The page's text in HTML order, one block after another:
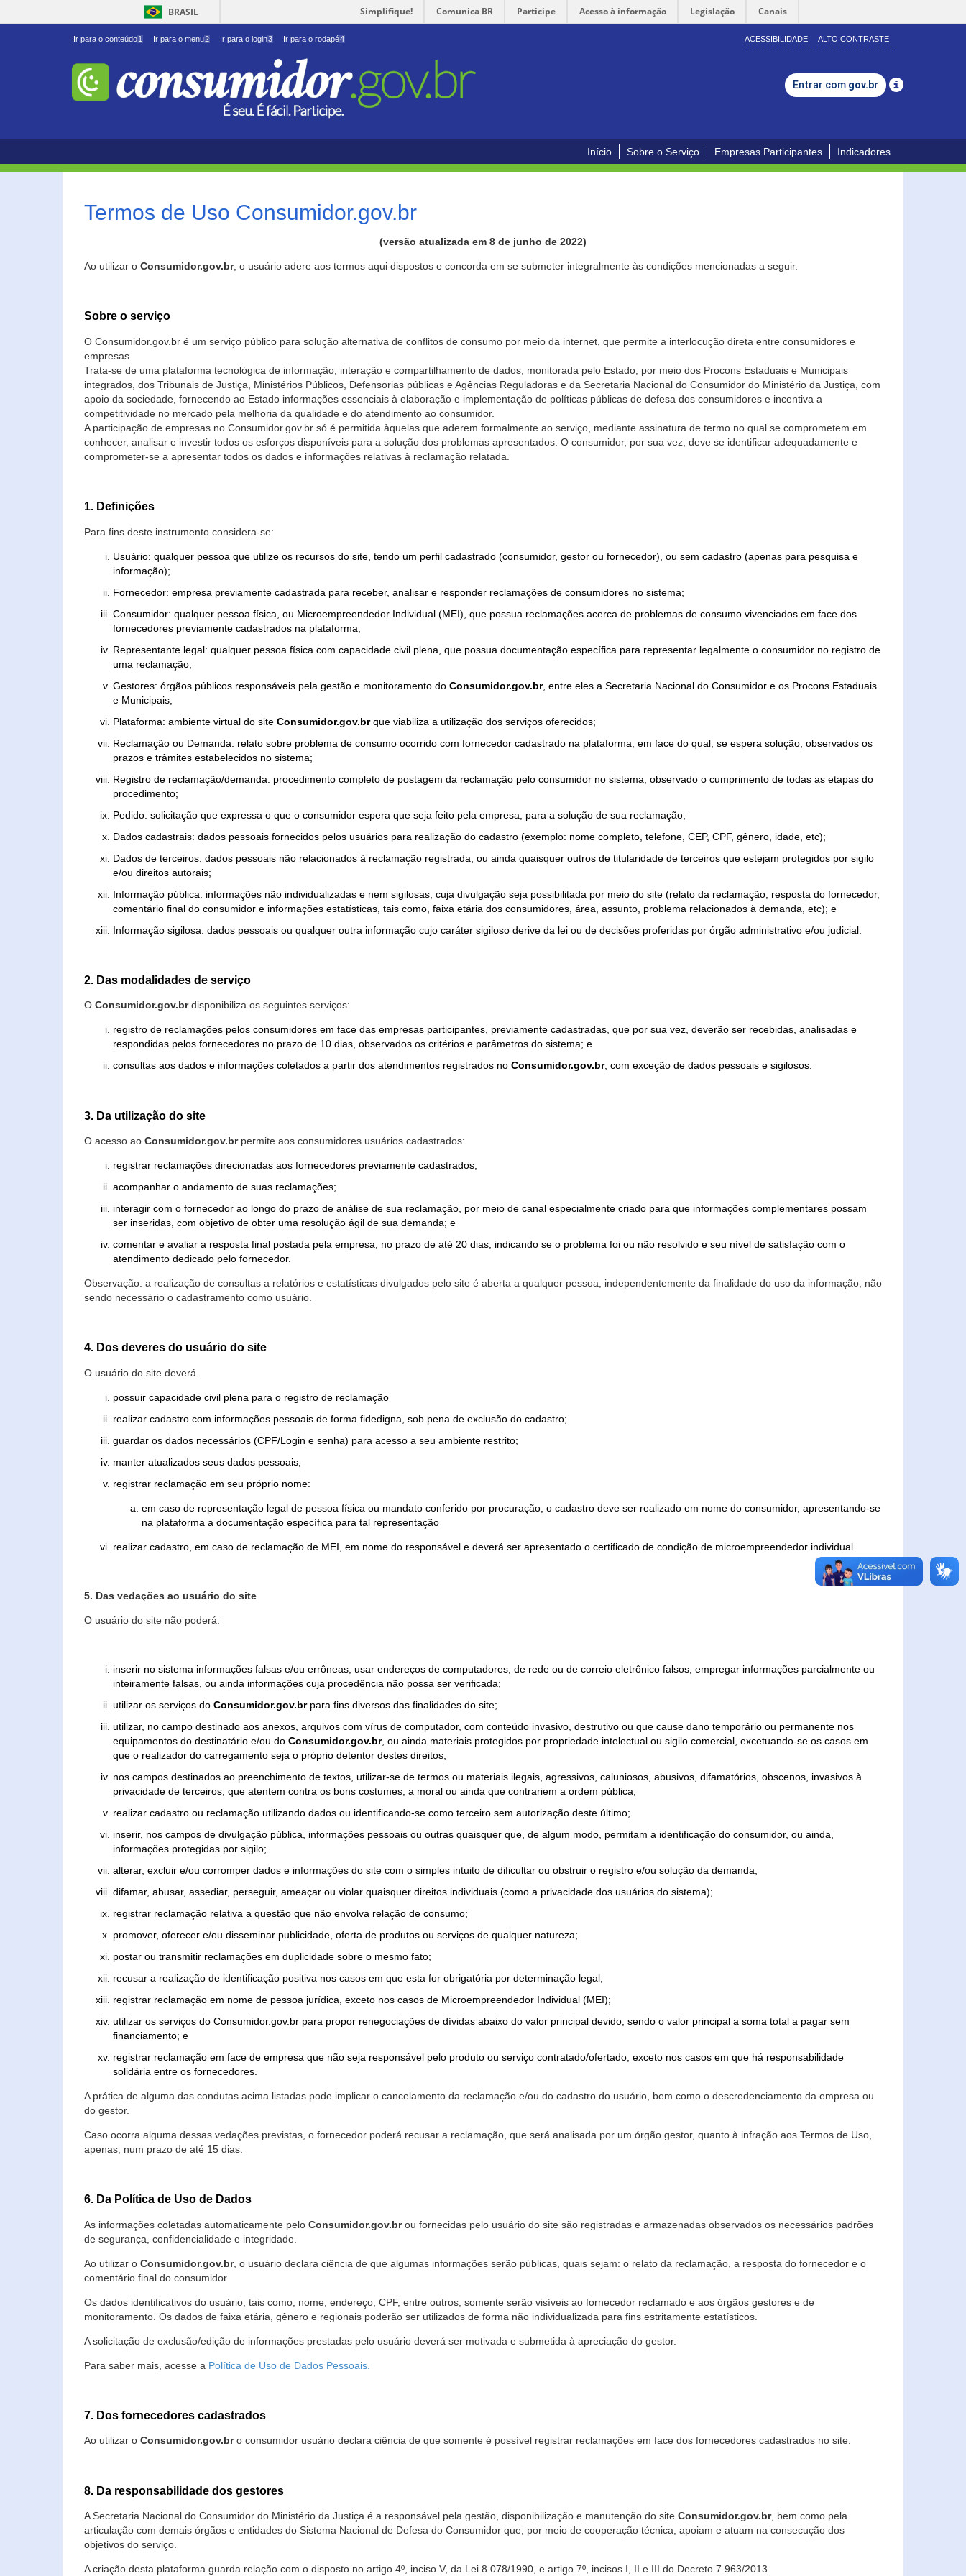
BRASIL Simplifique! Comunica BR Participe Acesso à informação Legislação Canais
Ir para o conteúdo1 Ir para o menu2 Ir para o login3 Ir para o rodapé4 ACESSIBILIDADE ALTO CONTRASTE
Entrar com gov.br
Início Sobre o Serviço Empresas Participantes Indicadores
Termos de Uso Consumidor.gov.br
(versão atualizada em 8 de junho de 2022)
Ao utilizar o Consumidor.gov.br, o usuário adere aos termos aqui dispostos e concorda em se submeter integralmente às condições mencionadas a seguir.
Sobre o serviço
O Consumidor.gov.br é um serviço público para solução alternativa de conflitos de consumo por meio da internet, que permite a interlocução direta entre consumidores e
empresas.
Trata-se de uma plataforma tecnológica de informação, interação e compartilhamento de dados, monitorada pelo Estado, por meio dos Procons Estaduais e Municipais
integrados, dos Tribunais de Justiça, Ministérios Públicos, Defensorias públicas e Agências Reguladoras e da Secretaria Nacional do Consumidor do Ministério da Justiça, com
apoio da sociedade, fornecendo ao Estado informações essenciais à elaboração e implementação de políticas públicas de defesa dos consumidores e incentiva a
competitividade no mercado pela melhoria da qualidade e do atendimento ao consumidor.
A participação de empresas no Consumidor.gov.br só é permitida àquelas que aderem formalmente ao serviço, mediante assinatura de termo no qual se comprometem em
conhecer, analisar e investir todos os esforços disponíveis para a solução dos problemas apresentados. O consumidor, por sua vez, deve se identificar adequadamente e
comprometer-se a apresentar todos os dados e informações relativas à reclamação relatada.
1. Definições
Para fins deste instrumento considera-se:
Usuário: qualquer pessoa que utilize os recursos do site, tendo um perfil cadastrado (consumidor, gestor ou fornecedor), ou sem cadastro (apenas para pesquisa e
informação);
Fornecedor: empresa previamente cadastrada para receber, analisar e responder reclamações de consumidores no sistema;
Consumidor: qualquer pessoa física, ou Microempreendedor Individual (MEI), que possua reclamações acerca de problemas de consumo vivenciados em face dos
fornecedores previamente cadastrados na plataforma;
Representante legal: qualquer pessoa física com capacidade civil plena, que possua documentação específica para representar legalmente o consumidor no registro de
uma reclamação;
Gestores: órgãos públicos responsáveis pela gestão e monitoramento do Consumidor.gov.br, entre eles a Secretaria Nacional do Consumidor e os Procons Estaduais
e Municipais;
Plataforma: ambiente virtual do site Consumidor.gov.brque viabiliza a utilização dos serviços oferecidos;
Reclamação ou Demanda: relato sobre problema de consumo ocorrido com fornecedor cadastrado na plataforma, em face do qual, se espera solução, observados os
prazos e trâmites estabelecidos no sistema;
Registro de reclamação/demanda: procedimento completo de postagem da reclamação pelo consumidor no sistema, observado o cumprimento de todas as etapas do
procedimento;
Pedido: solicitação que expressa o que o consumidor espera que seja feito pela empresa, para a solução de sua reclamação;
Dados cadastrais: dados pessoais fornecidos pelos usuários para realização do cadastro (exemplo: nome completo, telefone, CEP, CPF, gênero, idade, etc);
Dados de terceiros: dados pessoais não relacionados à reclamação registrada, ou ainda quaisquer outros de titularidade de terceiros que estejam protegidos por sigilo
e/ou direitos autorais;
Informação pública: informações não individualizadas e nem sigilosas, cuja divulgação seja possibilitada por meio do site (relato da reclamação, resposta do fornecedor,
comentário final do consumidor e informações estatísticas, tais como, faixa etária dos consumidores, área, assunto, problema relacionados à demanda, etc); e
Informação sigilosa: dados pessoais ou qualquer outra informação cujo caráter sigiloso derive da lei ou de decisões proferidas por órgão administrativo e/ou judicial.
2. Das modalidades de serviço
O Consumidor.gov.brdisponibiliza os seguintes serviços:
registro de reclamações pelos consumidores em face das empresas participantes, previamente cadastradas, que por sua vez, deverão ser recebidas, analisadas e
respondidas pelos fornecedores no prazo de 10 dias, observados os critérios e parâmetros do sistema; e
consultas aos dados e informações coletados a partir dos atendimentos registrados no Consumidor.gov.br, com exceção de dados pessoais e sigilosos.
3. Da utilização do site
O acesso ao Consumidor.gov.brpermite aos consumidores usuários cadastrados:
registrar reclamações direcionadas aos fornecedores previamente cadastrados;
acompanhar o andamento de suas reclamações;
interagir com o fornecedor ao longo do prazo de análise de sua reclamação, por meio de canal especialmente criado para que informações complementares possam
ser inseridas, com objetivo de obter uma resolução ágil de sua demanda; e
comentar e avaliar a resposta final postada pela empresa, no prazo de até 20 dias, indicando se o problema foi ou não resolvido e seu nível de satisfação com o
atendimento dedicado pelo fornecedor.
Observação: a realização de consultas a relatórios e estatísticas divulgados pelo site é aberta a qualquer pessoa, independentemente da finalidade do uso da informação, não
sendo necessário o cadastramento como usuário.
4. Dos deveres do usuário do site
O usuário do site deverá
possuir capacidade civil plena para o registro de reclamação
realizar cadastro com informações pessoais de forma fidedigna, sob pena de exclusão do cadastro;
guardar os dados necessários (CPF/Login e senha) para acesso a seu ambiente restrito;
manter atualizados seus dados pessoais;
registrar reclamação em seu próprio nome:
em caso de representação legal de pessoa física ou mandato conferido por procuração, o cadastro deve ser realizado em nome do consumidor, apresentando-se
na plataforma a documentação específica para tal representação
realizar cadastro, em caso de reclamação de MEI, em nome do responsável e deverá ser apresentado o certificado de condição de microempreendedor individual
5. Das vedações ao usuário do site
O usuário do site não poderá:
inserir no sistema informações falsas e/ou errôneas; usar endereços de computadores, de rede ou de correio eletrônico falsos; empregar informações parcialmente ou
inteiramente falsas, ou ainda informações cuja procedência não possa ser verificada;
utilizar os serviços do Consumidor.gov.brpara fins diversos das finalidades do site;
utilizar, no campo destinado aos anexos, arquivos com vírus de computador, com conteúdo invasivo, destrutivo ou que cause dano temporário ou permanente nos
equipamentos do destinatário e/ou do Consumidor.gov.br, ou ainda materiais protegidos por propriedade intelectual ou sigilo comercial, excetuando-se os casos em
que o realizador do carregamento seja o próprio detentor destes direitos;
nos campos destinados ao preenchimento de textos, utilizar-se de termos ou materiais ilegais, agressivos, caluniosos, abusivos, difamatórios, obscenos, invasivos à
privacidade de terceiros, que atentem contra os bons costumes, a moral ou ainda que contrariem a ordem pública;
realizar cadastro ou reclamação utilizando dados ou identificando-se como terceiro sem autorização deste último;
inserir, nos campos de divulgação pública, informações pessoais ou outras quaisquer que, de algum modo, permitam a identificação do consumidor, ou ainda,
informações protegidas por sigilo;
alterar, excluir e/ou corromper dados e informações do site com o simples intuito de dificultar ou obstruir o registro e/ou solução da demanda;
difamar, abusar, assediar, perseguir, ameaçar ou violar quaisquer direitos individuais (como a privacidade dos usuários do sistema);
registrar reclamação relativa a questão que não envolva relação de consumo;
promover, oferecer e/ou disseminar publicidade, oferta de produtos ou serviços de qualquer natureza;
postar ou transmitir reclamações em duplicidade sobre o mesmo fato;
recusar a realização de identificação positiva nos casos em que esta for obrigatória por determinação legal;
registrar reclamação em nome de pessoa jurídica, exceto nos casos de Microempreendedor Individual (MEI);
utilizar os serviços do Consumidor.gov.br para propor renegociações de dívidas abaixo do valor principal devido, sendo o valor principal a soma total a pagar sem
financiamento; e
registrar reclamação em face de empresa que não seja responsável pelo produto ou serviço contratado/ofertado, exceto nos casos em que há responsabilidade
solidária entre os fornecedores.
A prática de alguma das condutas acima listadas pode implicar o cancelamento da reclamação e/ou do cadastro do usuário, bem como o descredenciamento da empresa ou
do gestor.
Caso ocorra alguma dessas vedações previstas, o fornecedor poderá recusar a reclamação, que será analisada por um órgão gestor, quanto à infração aos Termos de Uso,
apenas, num prazo de até 15 dias.
6. Da Política de Uso de Dados
As informações coletadas automaticamente pelo Consumidor.gov.brou fornecidas pelo usuário do site são registradas e armazenadas observados os necessários padrões
de segurança, confidencialidade e integridade.
Ao utilizar o Consumidor.gov.br, o usuário declara ciência de que algumas informações serão públicas, quais sejam: o relato da reclamação, a resposta do fornecedor e o
comentário final do consumidor.
Os dados identificativos do usuário, tais como, nome, endereço, CPF, entre outros, somente serão visíveis ao fornecedor reclamado e aos órgãos gestores e de
monitoramento. Os dados de faixa etária, gênero e regionais poderão ser utilizados de forma não individualizada para fins estritamente estatísticos.
A solicitação de exclusão/edição de informações prestadas pelo usuário deverá ser motivada e submetida à apreciação do gestor.
Para saber mais, acesse a Política de Uso de Dados Pessoais.
7. Dos fornecedores cadastrados
Ao utilizar o Consumidor.gov.bro consumidor usuário declara ciência de que somente é possível registrar reclamações em face dos fornecedores cadastrados no site.
8. Da responsabilidade dos gestores
A Secretaria Nacional do Consumidor do Ministério da Justiça é a responsável pela gestão, disponibilização e manutenção do site Consumidor.gov.br, bem como pela
articulação com demais órgãos e entidades do Sistema Nacional de Defesa do Consumidor que, por meio de cooperação técnica, apoiam e atuam na consecução dos
objetivos do serviço.
A criação desta plataforma guarda relação com o disposto no artigo 4º, inciso V, da Lei 8.078/1990, e artigo 7º, incisos I, II e III do Decreto 7.963/2013.